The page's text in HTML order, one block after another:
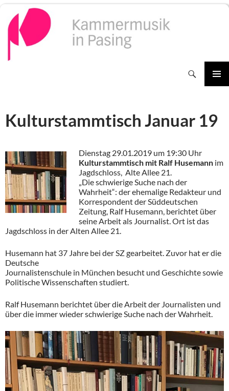
Inhalt
springen
Kulturstammtisch Januar 19
Dienstag 29.01.2019 um 19:30 Uhr
Kulturstammtisch mit Ralf Husemann im
Jagdschloss, Alte Allee 21.
„Die schwierige Suche nach der
Wahrheit“: der ehemalige Redakteur und
Korrespondent der Süddeutschen
Zeitung, Ralf Husemann, berichtet über
seine Arbeit als Journalist. Ort ist das
Jagdschloss in der Alten Allee 21.
Husemann hat 37 Jahre bei der SZ gearbeitet. Zuvor hat er die
Deutsche
Journalistenschule in München besucht und Geschichte sowie
Politische Wissenschaften studiert.
Ralf Husemann berichtet über die Arbeit der Journalisten und
über die immer wieder schwierige Suche nach der Wahrheit.